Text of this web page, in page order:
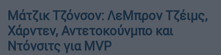
Μάτζικ Τζόνσον: ΛεΜπρον Τζέιμς,
Χάρντεν, Αντετοκούνμπο και
Ντόνσιτς για MVP